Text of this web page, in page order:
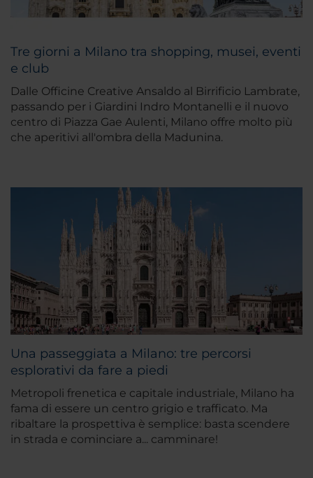
Tre giorni a Milano tra shopping, musei, eventi
e club
Dalle Officine Creative Ansaldo al Birrificio Lambrate,
passando per i Giardini Indro Montanelli e il nuovo
centro di Piazza Gae Aulenti, Milano offre molto più
che aperitivi all'ombra della Madunina.
Una passeggiata a Milano: tre percorsi
esplorativi da fare a piedi
Metropoli frenetica e capitale industriale, Milano ha
fama di essere un centro grigio e trafficato. Ma
ribaltare la prospettiva è semplice: basta scendere
in strada e cominciare a... camminare!